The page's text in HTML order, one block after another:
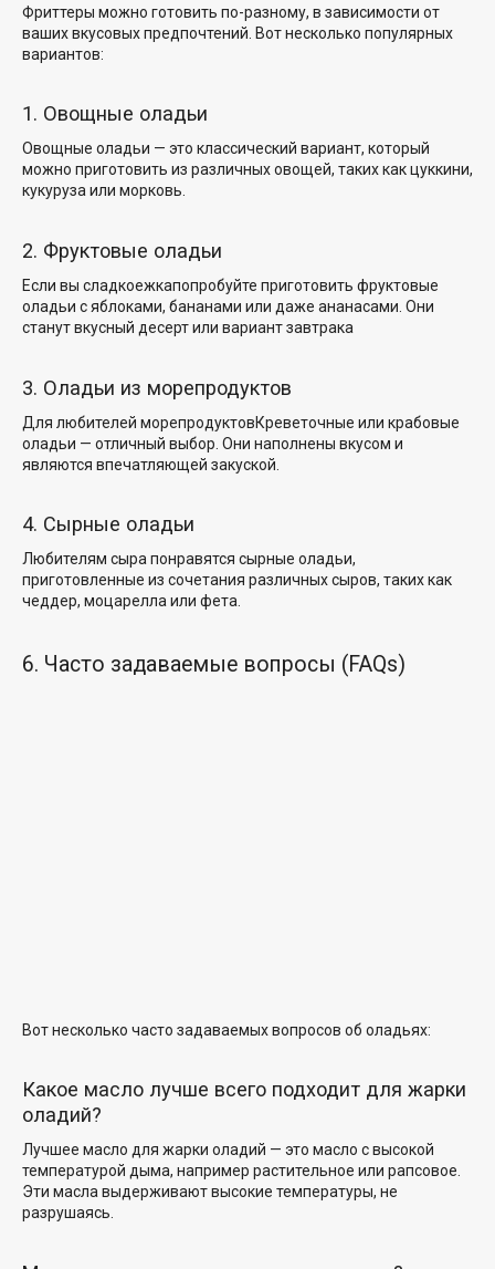
Фриттеры можно готовить по-разному, в зависимости от
ваших вкусовых предпочтений. Вот несколько популярных
вариантов:
1. Овощные оладьи
Овощные оладьи — это классический вариант, который
можно приготовить из различных овощей, таких как цуккини,
кукуруза или морковь.
2. Фруктовые оладьи
Если вы сладкоежкапопробуйте приготовить фруктовые
оладьи с яблоками, бананами или даже ананасами. Они
станутвкусный десерт или вариант завтрака
3. Оладьи из морепродуктов
Для любителей морепродуктовКреветочные или крабовые
оладьи — отличный выбор. Они наполнены вкусом и
являются впечатляющей закуской.
4. Сырные оладьи
Любителям сыра понравятся сырные оладьи,
приготовленные из сочетания различных сыров, таких как
чеддер, моцарелла или фета.
6. Часто задаваемые вопросы (FAQs)
Вот несколько часто задаваемых вопросов об оладьях:
Какое масло лучше всего подходит для жарки
оладий?
Лучшее масло для жарки оладий — это масло с высокой
температурой дыма, например растительное или рапсовое.
Эти масла выдерживают высокие температуры, не
разрушаясь.